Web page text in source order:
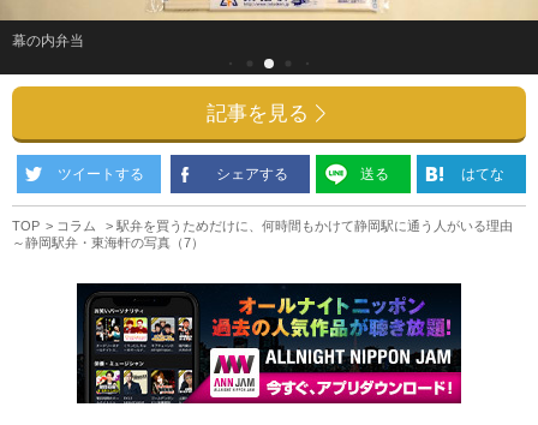
幕の内弁当
記事を見る
ツイートする シェアする 送る はてな
TOP コラム
駅弁を買うためだけに、何時間もかけて静岡駅に通う人がいる理由
～静岡駅弁・東海軒の写真（7）